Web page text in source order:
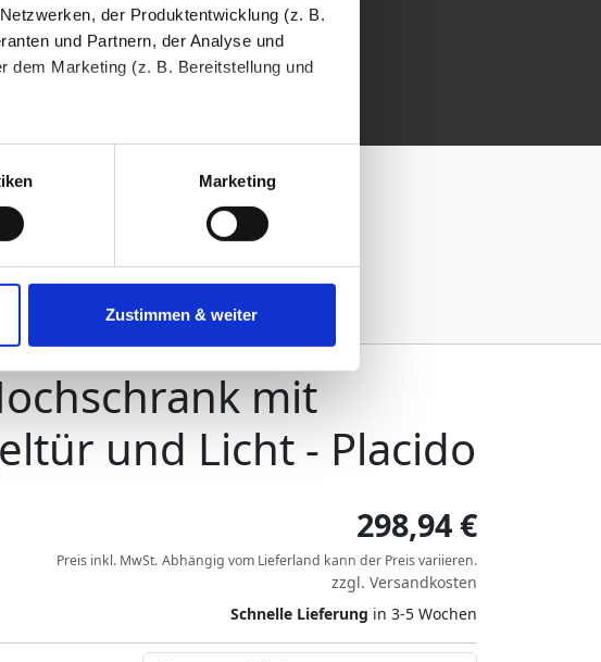
der Produktentwicklung (z. B.
und Partnern, der Analyse und
dem Marketing (z. B. Bereitstellung und
am Seitenende können Sie mehr über
Einstellungen vornehmen.
personenbezogenen Daten zu den
Marketing
Zustimmen & weiter
mit
und Licht - Placido
298,94 €
Preis inkl. MwSt. Abhängig vom Lieferland kann der Preis variieren.
zzgl. Versandkosten
Schnelle Lieferung in 3-5 Wochen